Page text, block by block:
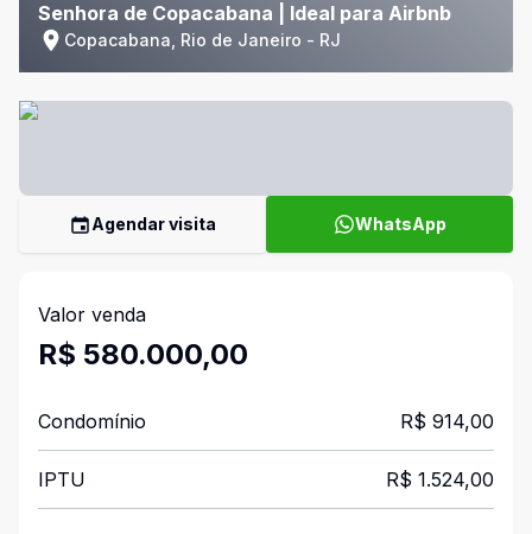
Senhora de Copacabana | Ideal para Airbnb
Copacabana, Rio de Janeiro - RJ
Agendar visita WhatsApp
Valor venda
R$ 580.000,00
Condomínio R$ 914,00
IPTU R$ 1.524,00